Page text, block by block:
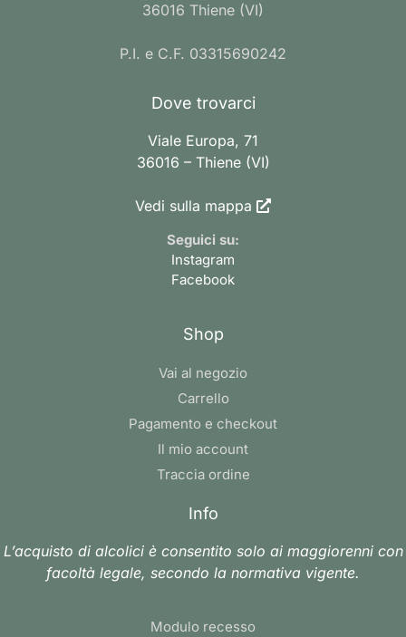
36016 Thiene (VI)
P.I. e C.F. 03315690242
Dove trovarci
Viale Europa, 71
36016 – Thiene (VI)
Vedi sulla mappa
Seguici su:
Instagram
Facebook
Shop
Vai al negozio
Carrello
Pagamento e checkout
Il mio account
Traccia ordine
Info
L’acquisto di alcolici è consentito solo ai maggiorenni con
facoltà legale, secondo la normativa vigente.
Modulo recesso